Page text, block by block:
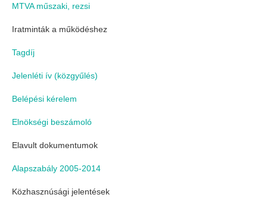
MTVA műszaki, rezsi
Iratminták a működéshez
Tagdíj
Jelenléti ív (közgyűlés)
Belépési kérelem
Elnökségi beszámoló
Elavult dokumentumok
Alapszabály 2005-2014
Közhasznúsági jelentések